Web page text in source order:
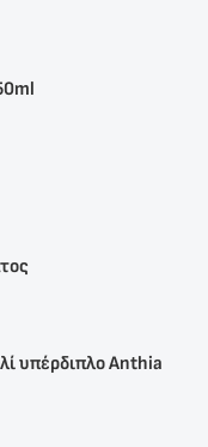
υπέρδιπλο Anthia